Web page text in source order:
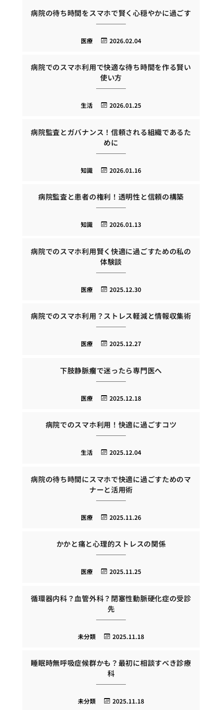
病院の待ち時間をスマホで賢く心穏やかに過ごす
2026.02.04
医療
病院でのスマホ利用で快適な待ち時間を作る賢い
使い方
2026.01.25
生活
病院監査とガバナンス！信頼される組織であるた
めに
2026.01.16
知識
病院監査と患者の権利！透明性と信頼の構築
2026.01.13
知識
病院でのスマホ利用賢く快適に過ごすための私の
体験談
2025.12.30
医療
病院でのスマホ利用？ストレス軽減と情報収集術
2025.12.27
医療
下肢静脈瘤で迷ったら専門医へ
2025.12.18
医療
病院でのスマホ利用！快適に過ごすコツ
2025.12.04
生活
病院の待ち時間にスマホで快適に過ごすためのマ
ナーと活用術
2025.11.26
医療
かかと痛と心理的ストレスの関係
2025.11.25
医療
循環器内科？血管外科？閉塞性動脈硬化症の受診
先
2025.11.18
未分類
睡眠時無呼吸症候群かも？最初に相談すべき診療
科
2025.11.18
未分類